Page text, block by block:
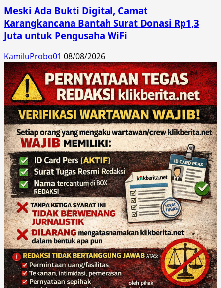
Meski Ada Bukti Digital, Camat
Karangkancana Bantah Surat Donasi Rp1,3
Juta untuk Pengusaha WiFi
KamiluProbo01 08/08/2026